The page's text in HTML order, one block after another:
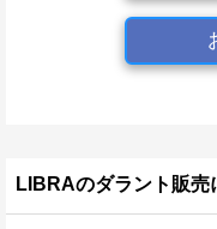
LIBRAのダラント販売